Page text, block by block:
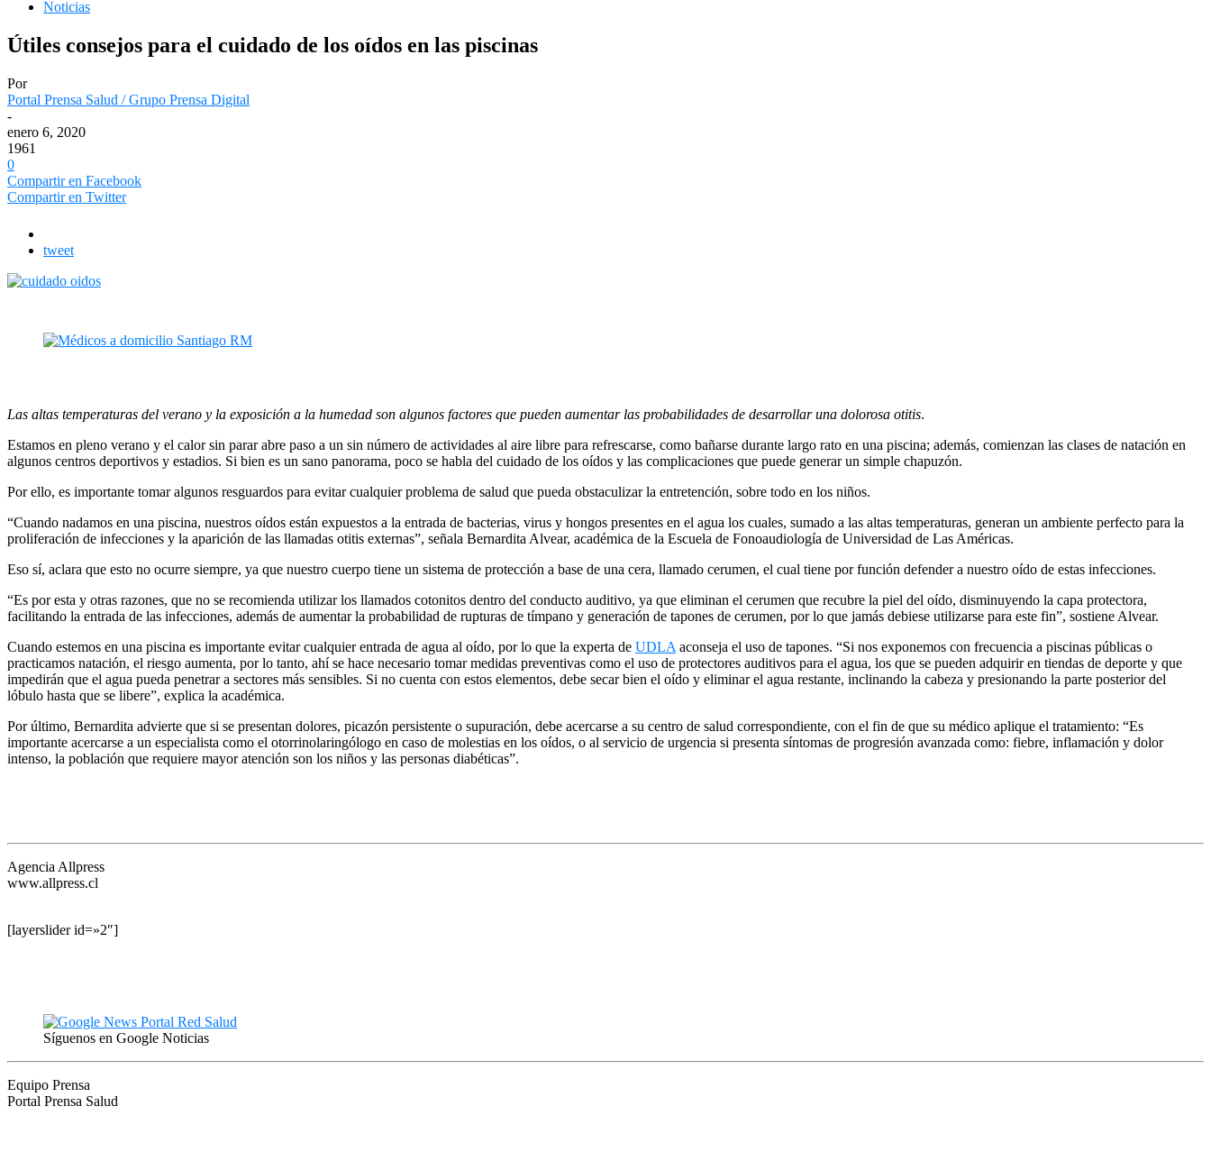
Noticias
Útiles consejos para el cuidado de los oídos en las piscinas
Por
Portal Prensa Salud / Grupo Prensa Digital
-
enero 6, 2020
1961
0
Compartir en Facebook
Compartir en Twitter
tweet
Las altas temperaturas del verano y la exposición a la humedad son algunos factores que pueden aumentar las probabilidades de desarrollar una dolorosa otitis.
Estamos en pleno verano y el calor sin parar abre paso a un sin número de actividades al aire libre para refrescarse, como bañarse durante largo rato en una piscina; además, comienzan las clases de natación en
algunos centros deportivos y estadios. Si bien es un sano panorama, poco se habla del cuidado de los oídos y las complicaciones que puede generar un simple chapuzón.
Por ello, es importante tomar algunos resguardos para evitar cualquier problema de salud que pueda obstaculizar la entretención, sobre todo en los niños.
“Cuando nadamos en una piscina, nuestros oídos están expuestos a la entrada de bacterias, virus y hongos presentes en el agua los cuales, sumado a las altas temperaturas, generan un ambiente perfecto para la
proliferación de infecciones y la aparición de las llamadas otitis externas”, señala Bernardita Alvear, académica de la Escuela de Fonoaudiología de Universidad de Las Américas.
Eso sí, aclara que esto no ocurre siempre, ya que nuestro cuerpo tiene un sistema de protección a base de una cera, llamado cerumen, el cual tiene por función defender a nuestro oído de estas infecciones.
“Es por esta y otras razones, que no se recomienda utilizar los llamados cotonitos dentro del conducto auditivo, ya que eliminan el cerumen que recubre la piel del oído, disminuyendo la capa protectora,
facilitando la entrada de las infecciones, además de aumentar la probabilidad de rupturas de tímpano y generación de tapones de cerumen, por lo que jamás debiese utilizarse para este fin”, sostiene Alvear.
Cuando estemos en una piscina es importante evitar cualquier entrada de agua al oído, por lo que la experta de UDLA aconseja el uso de tapones. “Si nos exponemos con frecuencia a piscinas públicas o
practicamos natación, el riesgo aumenta, por lo tanto, ahí se hace necesario tomar medidas preventivas como el uso de protectores auditivos para el agua, los que se pueden adquirir en tiendas de deporte y que
impedirán que el agua pueda penetrar a sectores más sensibles. Si no cuenta con estos elementos, debe secar bien el oído y eliminar el agua restante, inclinando la cabeza y presionando la parte posterior del
lóbulo hasta que se libere”, explica la académica.
Por último, Bernardita advierte que si se presentan dolores, picazón persistente o supuración, debe acercarse a su centro de salud correspondiente, con el fin de que su médico aplique el tratamiento: “Es
importante acercarse a un especialista como el otorrinolaringólogo en caso de molestias en los oídos, o al servicio de urgencia si presenta síntomas de progresión avanzada como: fiebre, inflamación y dolor
intenso, la población que requiere mayor atención son los niños y las personas diabéticas”.
Agencia Allpress
www.allpress.cl
[layerslider id=»2″]
Síguenos en Google Noticias
Equipo Prensa
Portal Prensa Salud